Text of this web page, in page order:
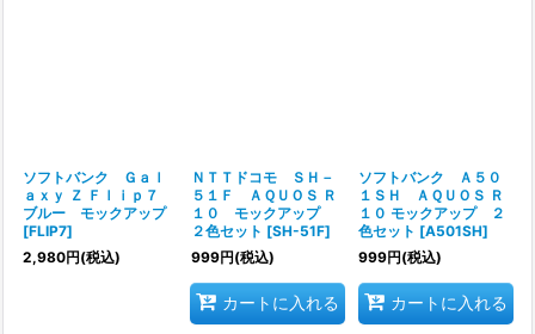
ソフトバンク Ｇａｌ
ａｘｙ Ｚ Ｆｌｉｐ７
ブルー モックアップ
[FLIP7]
2,980円(税込)
ＮＴＴドコモ ＳＨ－
５１Ｆ ＡＱＵＯＳ Ｒ
１０ モックアップ
２色セット [SH-51F]
999円(税込)
カートに入れる
ソフトバンク Ａ５０
１ＳＨ ＡＱＵＯＳ Ｒ
１０ モックアップ ２
色セット [A501SH]
999円(税込)
カートに入れる